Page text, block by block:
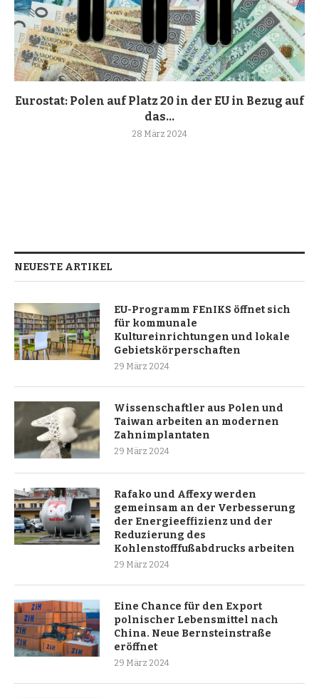
Eurostat: Polen auf Platz 20 in der EU in Bezug auf
das...
28 März 2024
NEUESTE ARTIKEL
EU-Programm FEnIKS öffnet sich
für kommunale
Kultureinrichtungen und lokale
Gebietskörperschaften
29 März 2024
Wissenschaftler aus Polen und
Taiwan arbeiten an modernen
Zahnimplantaten
29 März 2024
Rafako und Affexy werden
gemeinsam an der Verbesserung
der Energieeffizienz und der
Reduzierung des
Kohlenstofffußabdrucks arbeiten
29 März 2024
Eine Chance für den Export
polnischer Lebensmittel nach
China. Neue Bernsteinstraße
eröffnet
29 März 2024